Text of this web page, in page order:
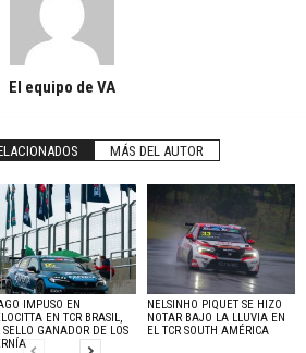
El equipo de VA
MÁS DEL AUTOR
IMPUSO EN
EN TCR BRASIL,
SELLO GANADOR DE LOS
NELSINHO PIQUET SE HIZO
NOTAR BAJO LA LLUVIA EN
EL TCR SOUTH AMÉRICA